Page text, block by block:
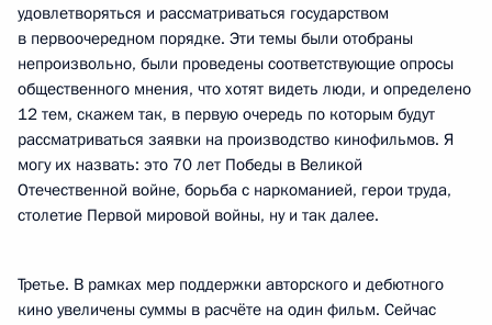
удовлетворяться и рассматриваться государством
в первоочередном порядке. Эти темы были отобраны
непроизвольно, были проведены соответствующие опросы
общественного мнения, что хотят видеть люди, и определено
12 тем, скажем так, в первую очередь по которым будут
рассматриваться заявки на производство кинофильмов. Я
могу их назвать: это 70 лет Победы в Великой
Отечественной войне, борьба с наркоманией, герои труда,
столетие Первой мировой войны, ну и так далее.
Третье. В рамках мер поддержки авторского и дебютного
кино увеличены суммы в расчёте на один фильм. Сейчас